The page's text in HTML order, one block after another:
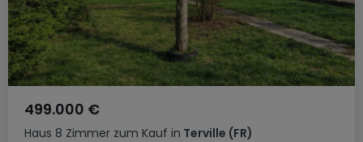
Haus 8 Zimmer zum Kauf in Terville (FR)
499.000 €